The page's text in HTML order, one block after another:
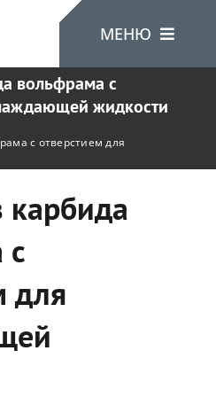
МЕНЮ
Дом
вольфрама с
жидкости
с отверстием для
карбида
с
для